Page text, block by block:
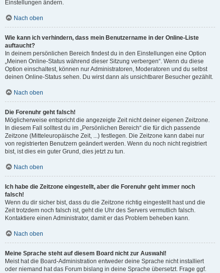
Einstellungen ändern.
Nach oben
Wie kann ich verhindern, dass mein Benutzername in der Online-Liste
auftaucht?
In deinem persönlichen Bereich findest du in den Einstellungen eine Option
„Meinen Online-Status während dieser Sitzung verbergen“. Wenn du diese
Option einschaltest, können nur Administratoren, Moderatoren und du selbst
deinen Online-Status sehen. Du wirst dann als unsichtbarer Besucher gezählt.
Nach oben
Die Forenuhr geht falsch!
Möglicherweise entspricht die angezeigte Zeit nicht deiner eigenen Zeitzone.
In diesem Fall solltest du im „Persönlichen Bereich“ die für dich passende
Zeitzone (Mitteleuropäische Zeit, ...) festlegen. Die Zeitzone kann dabei nur
von registrierten Benutzern geändert werden. Wenn du noch nicht registriert
bist, ist dies ein guter Grund, dies jetzt zu tun.
Nach oben
Ich habe die Zeitzone eingestellt, aber die Forenuhr geht immer noch
falsch!
Wenn du dir sicher bist, dass du die Zeitzone richtig eingestellt hast und die
Zeit trotzdem noch falsch ist, geht die Uhr des Servers vermutlich falsch.
Kontaktiere einen Administrator, damit er das Problem beheben kann.
Nach oben
Meine Sprache steht auf diesem Board nicht zur Auswahl!
Meist hat die Board-Administration entweder deine Sprache nicht installiert
oder niemand hat das Forum bislang in deine Sprache übersetzt. Frage ggf.